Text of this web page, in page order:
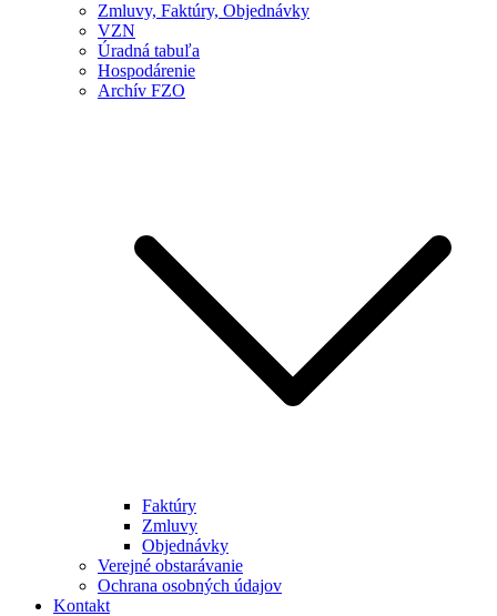
Zmluvy, Faktúry, Objednávky
VZN
Úradná tabuľa
Hospodárenie
Archív FZO
Faktúry
Zmluvy
Objednávky
Verejné obstarávanie
Ochrana osobných údajov
Kontakt